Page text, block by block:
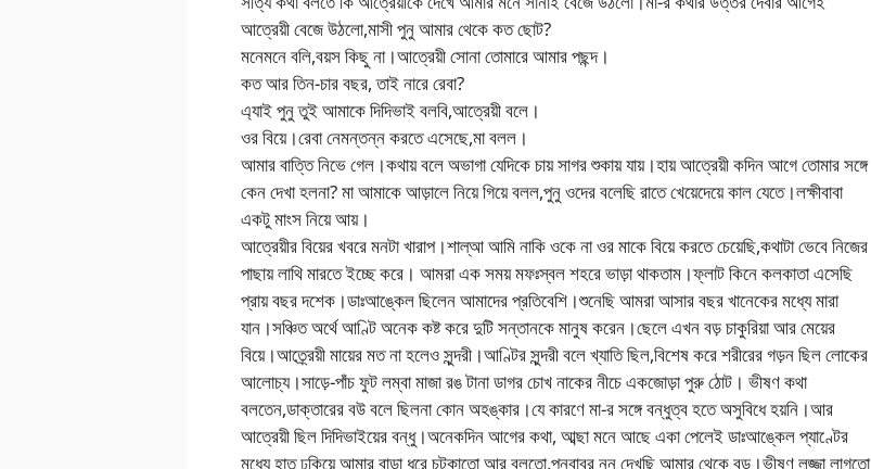
আত্রেয়ী বেজে উঠলো,মাসী পুনু আমার থেকে কত ছোট?
মনেমনে বলি,বয়স কিছু না।আত্রেয়ী সোনা তোমারে আমার পছন্দ।
কত আর তিন-চার বছর, তাই নারে রেবা?
এ্যাই পুনু তুই আমাকে দিদিভাই বলবি,আত্রেয়ী বলে।
ওর বিয়ে।রেবা নেমন্তন্ন করতে এসেছে,মা বলল।
আমার বাত্তি নিভে গেল।কথায় বলে অভাগা যেদিকে চায় সাগর শুকায় যায়।হায় আত্রেয়ী কদিন আগে তোমার সঙ্গে
কেন দেখা হলনা? মা আমাকে আড়ালে নিয়ে গিয়ে বলল,পুনু ওদের বলেছি রাতে খেয়েদেয়ে কাল যেতে।লক্ষীবাবা
একটু মাংস নিয়ে আয়।
আত্রেয়ীর বিয়ের খবরে মনটা খারাপ।শাল্আ আমি নাকি ওকে না ওর মাকে বিয়ে করতে চেয়েছি,কথাটা ভেবে নিজের
পাছায় লাথি মারতে ইচ্ছে করে। আমরা এক সময় মফঃস্বল শহরে ভাড়া থাকতাম।ফ্লাট কিনে কলকাতা এসেছি
প্রায় বছর দশেক।ডাঃআঙ্কেল ছিলেন আমাদের প্রতিবেশি।শুনেছি আমরা আসার বছর খানেকের মধ্যে মারা
যান।সঞ্চিত অর্থে আণ্টি অনেক কষ্ট করে দুটি সন্তানকে মানুষ করেন।ছেলে এখন বড় চাকুরিয়া আর মেয়ের
বিয়ে।আত্র্রেয়ী মায়ের মত না হলেও সুন্দরী।আণ্টির সুন্দরী বলে খ্যাতি ছিল,বিশেষ করে শরীরের গড়ন ছিল লোকের
আলোচ্য।সাড়ে-পাঁচ ফুট লম্বা মাজা রঙ টানা ডাগর চোখ নাকের নীচে একজোড়া পুরু ঠোট। ভীষণ কথা
বলতেন,ডাক্তারের বউ বলে ছিলনা কোন অহঙ্কার।যে কারণে মা-র সঙ্গে বন্ধুত্ব হতে অসুবিধে হয়নি।আর
আত্রেয়ী ছিল দিদিভাইয়ের বন্ধু।অনেকদিন আগের কথা, আব্ছা মনে আছে একা পেলেই ডাঃআঙ্কেল প্যাণ্টের
মধ্যে হাত ঢুকিয়ে আমার বাড়া ধরে চটকাতো আর বলতো,পুনুবাবুর নুনু দেখছি আমার থেকে বড়।ভীষণ লজ্জা লাগতো